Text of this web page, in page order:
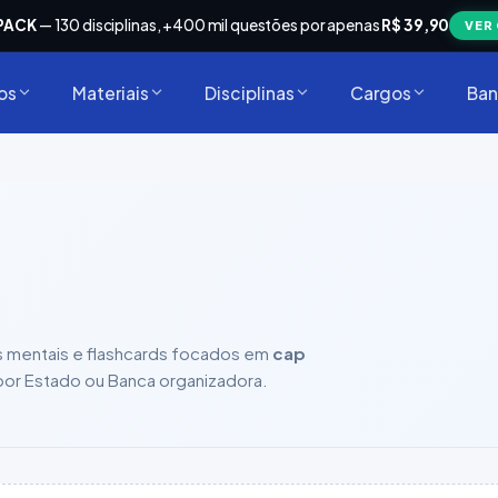
— 130 disciplinas, +400 mil questões por apenasR$ 39,90 VER
Materiais Disciplinas Cargos
e flashcards focados em cap
Estado ou Banca organizadora.